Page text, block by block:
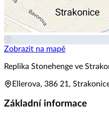
Zobrazit na mapě
Replika Stonehenge ve
Ellerova, 386 21,
Základní informace